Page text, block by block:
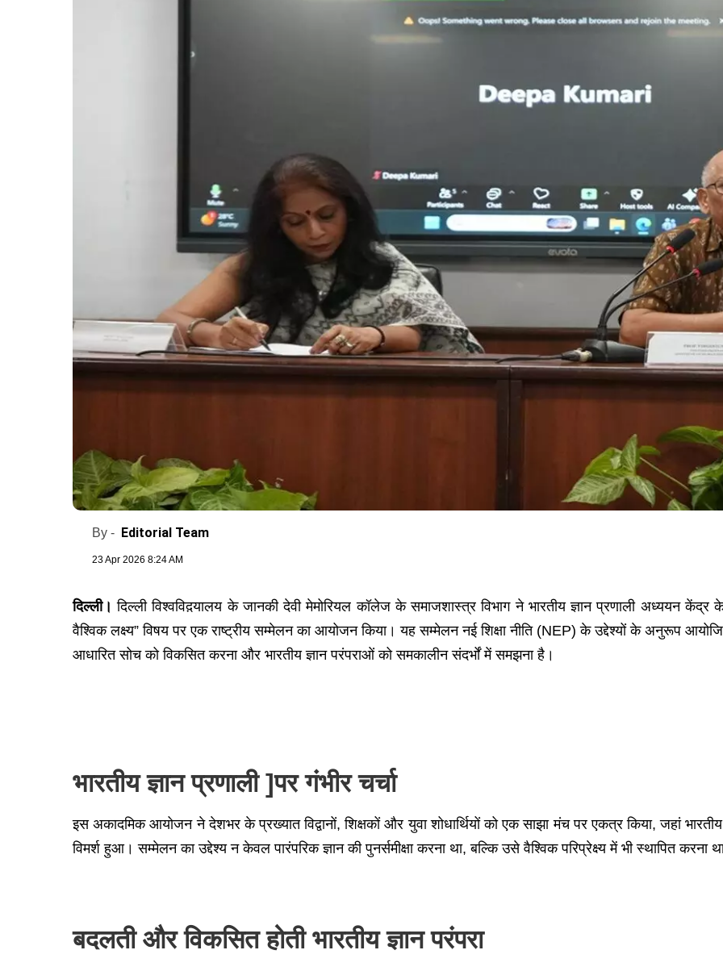
By - Editorial Team
23 Apr 2026 8:24 AM
दिल्ली। दिल्ली विश्‍वविद़यालय के जानकी देवी मेमोरियल कॉलेज के समाजशास्त्र विभाग ने भारतीय ज्ञान प्रणाली अध्ययन केंद्र
वैश्विक लक्ष्य” विषय पर एक राष्ट्रीय सम्मेलन का आयोजन किया। यह सम्मेलन नई शिक्षा नीति (NEP) के उद्देश्यों के अनुरूप
आधारित सोच को विकसित करना और भारतीय ज्ञान परंपराओं को समकालीन संदर्भों में समझना है।
भारतीय ज्ञान प्रणाली ]पर गंभीर चर्चा
इस अकादमिक आयोजन ने देशभर के प्रख्यात विद्वानों, शिक्षकों और युवा शोधार्थियों को एक साझा मंच पर एकत्र किया, जहां भारतीय
विमर्श हुआ। सम्मेलन का उद्देश्य न केवल पारंपरिक ज्ञान की पुनर्समीक्षा करना था, बल्कि उसे वैश्विक परिप्रेक्ष्य में भी स्थापित करना
बदलती और विकसित होती भारतीय ज्ञान परंपरा